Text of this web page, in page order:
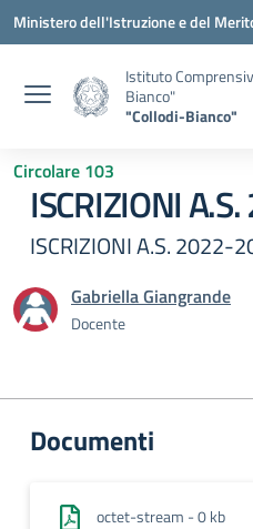
Vai ai contenuti
Vai al menu di navigazione
Vai al footer
Ministero dell'Istruzione e del
Istituto
Bianco"
"Collodi-Bianco"
Circolare 103
ISCRIZIONI
ISCRIZIONI A.S. 2022-
Gabriella Giangrande
Docente
Documenti
octet-stream - 0 kb